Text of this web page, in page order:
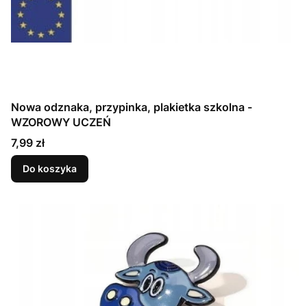
Nowa odznaka, przypinka, plakietka szkolna -
WZOROWY UCZEŃ
Cena
7,99 zł
Do koszyka